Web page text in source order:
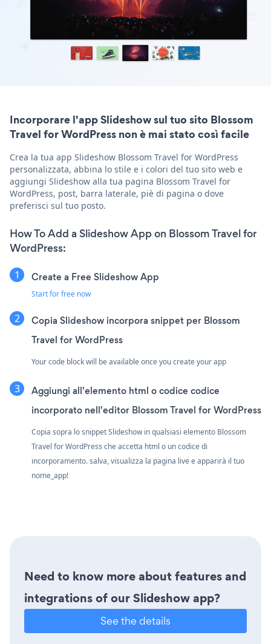
Incorporare l'app Slideshow sul tuo sito Blossom
Travel for WordPress non è mai stato così facile
Crea la tua app Slideshow Blossom Travel for WordPress
personalizzata, abbina lo stile e i colori del tuo sito web e
aggiungi Slideshow alla tua pagina Blossom Travel for
WordPress, post, barra laterale, piè di pagina o dove
preferisci sul tuo posto.
How To Add a Slideshow App on Blossom Travel for
WordPress:
Create a Free Slideshow App
Start for free now
Copia Slideshow incorpora snippet per Blossom
Travel for WordPress
Your code block will be available once you create your app
Aggiungi all'elemento html o codice codice
incorporato nell'editor Blossom Travel for WordPress
Copia sopra lo snippet Slideshow in qualsiasi elemento Blossom
Travel for WordPress che accetta html o un codice di
incorporamento. salva, visualizza la pagina live e apparirà il tuo
nome_app!
Need to know more about features and
integrations of our Slideshow app?
See the details